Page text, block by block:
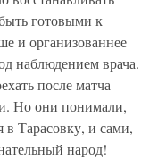
готовыми к
и организованнее
наблюдением врача.
после матча
Но они понимали,
в Тарасовку, и сами,
народ!